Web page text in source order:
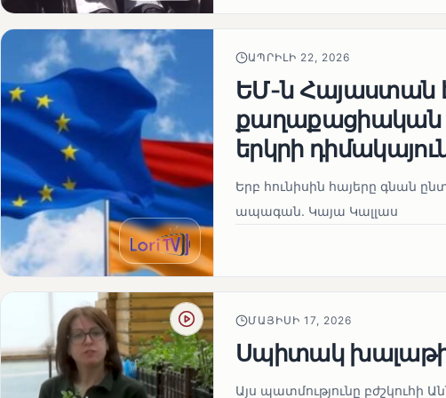
ԱՊՐԻԼԻ 22, 2026
ԵՄ-ն Հայաստան է
քաղաքացիական
երկրի
Երբ հունիսին հայերը գնան
ապագան. Կայա Կալլաս
ՄԱՅԻՍԻ 17, 2026
Սպիտակ
Այս պատմությունը բժշկուհի